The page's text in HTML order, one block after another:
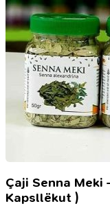
për
Fetva
dhe
Gjurmime
Çaji Senna
Kapsllëkut )